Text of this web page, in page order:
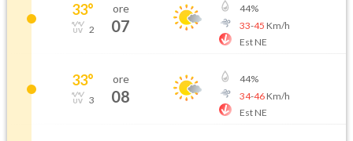
33°
2
ore
07
44%
33-45 Km/h
Est NE
33°
3
ore
08
44%
34-46Km/h
Est NE